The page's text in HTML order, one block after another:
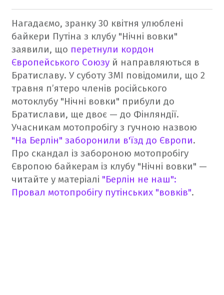
Нагадаємо, зранку 30 квітня улюблені
байкери Путіна з клубу "Нічні вовки"
заявили, що перетнули кордон
Європейського Союзу й направляються в
Братиславу. У суботу ЗМІ повідомили, що 2
травня п’ятеро членів російського
мотоклубу "Нічні вовки" прибули до
Братислави, ще двоє — до Фінляндії.
Учасникам мотопробігу з гучною назвою
"На Берлін" заборонили в'їзд до Європи.
Про скандал із забороною мотопробігу
Європою байкерам із клубу "Нічні вовки" —
читайте у матеріалі "Берлін не наш":
Провал мотопробігу путінських "вовків".